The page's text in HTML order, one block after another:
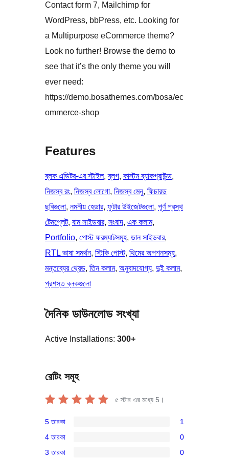
Contact form 7, Mailchimp for
WordPress, bbPress, etc. Looking for
a Multipurpose eCommerce theme?
Look no further! Browse the demo to
see that it’s the only theme you will
ever need:
https://demo.bosathemes.com/bosa/ec
ommerce-shop
Features
ব্লক এডিটর-এর স্টাইল, ব্লগ, কাস্টম ব্যাকগ্রাউন্ড
নিজস্ব রং, নিজস্ব লোগো, নিজস্ব মেনু, ফিচারড
ছবিগুলো, নমনীয় হেডার, ফুটার উইজেটগুলো, পূর্ণ প্রস্থ
টেমপ্লেট, বাম সাইডবার, সংবাদ, এক কলাম
Portfolio, পোস্ট ফরম্যাটসমূহ, ডান সাইডবার
RTL ভাষা সমর্থন, স্টিকি পোস্ট, থিমের অপশনসমূহ
মন্তব্যের থ্রেড, তিন কলাম, অনুবাদযোগ্য, দুই কলাম
প্রশস্ত ব্লকগুলো
দৈনিক ডাউনলোড সংখ্যা
Active Installations: 300+
রেটিং সমূহ
৫ স্টার এর মধ্যে 5 ।
5-
স্টার
5 তারকা 1
4-
4 তারকা 0
3 তারকা 0